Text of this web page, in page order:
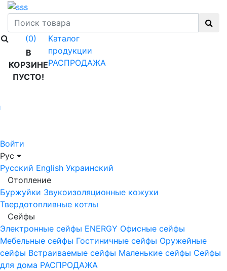
(0)
В
КОРЗИНЕ
ПУСТО!
Каталог
продукции
РАСПРОДАЖА
Войти
Рус
Русский English Украинский
Отопление
Буржуйки Звукоизоляционные кожухи
Твердотопливные котлы
Сейфы
Электронные сейфы ENERGY Офисные сейфы
Мебельные сейфы Гостиничные сейфы Оружейные
сейфы Встраиваемые сейфы Маленькие сейфы Сейфы
для дома РАСПРОДАЖА